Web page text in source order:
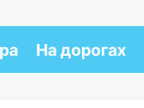
На дорогах